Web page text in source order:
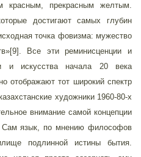
красным, прекрасным желтым.
достигают самых глубин
точка фовизма: мужество
Все эти реминисценции и
и искусства начала 20 века
отображают тот широкий спектр
художники 1960-80-х
внимание самой концепции
Сам язык, по мнению философов
подлинной истины бытия.